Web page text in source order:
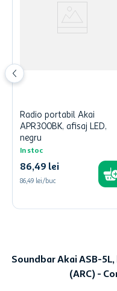
Radio portabil Akai
APR300BK, afisaj LED,
negru
In stoc
86,49 lei
86,49 lei/buc
Soundbar Akai ASB-5L,
(ARC) -